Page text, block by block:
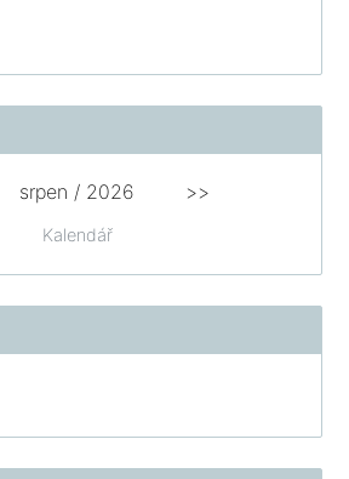
Kalendář
srpen / 2026 >>